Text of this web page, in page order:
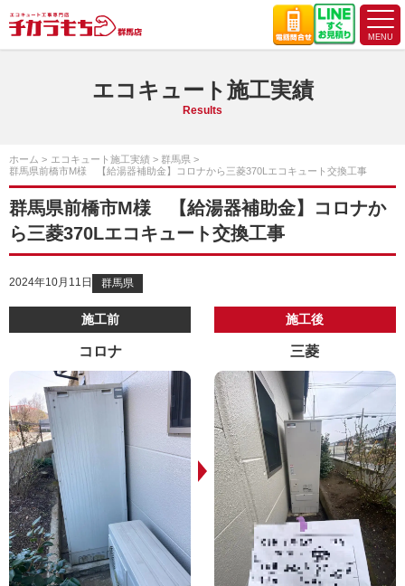
エコキュート施工実績
Results
ホーム エコキュート施工実績
群馬県
群馬県前橋市M様 【給湯器補助金】コロナから三菱370Lエコキュート交換工事
群馬県前橋市M様 【給湯器補助金】コロナか
ら三菱370Lエコキュート交換工事
2024年10月11日 群馬県
施工前
コロナ
施工後
三菱